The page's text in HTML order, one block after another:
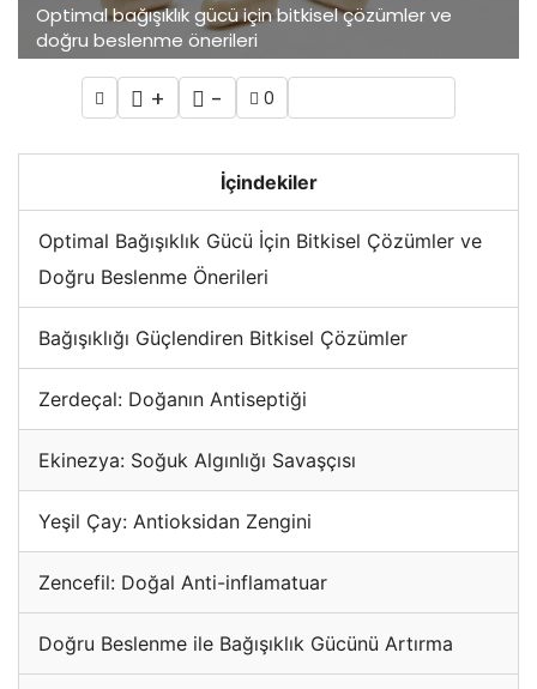
Optimal bağışıklık gücü için bitkisel çözümler ve
doğru beslenme önerileri
+ - 0
İçindekiler
Optimal Bağışıklık Gücü İçin Bitkisel Çözümler ve
Doğru Beslenme Önerileri
Bağışıklığı Güçlendiren Bitkisel Çözümler
Zerdeçal: Doğanın Antiseptiği
Ekinezya: Soğuk Algınlığı Savaşçısı
Yeşil Çay: Antioksidan Zengini
Zencefil: Doğal Anti-inflamatuar
Doğru Beslenme ile Bağışıklık Gücünü Artırma